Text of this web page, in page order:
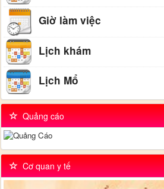
Giờ làm việc
Lịch khám
Lịch Mổ
Quảng cáo
Cơ quan y tế